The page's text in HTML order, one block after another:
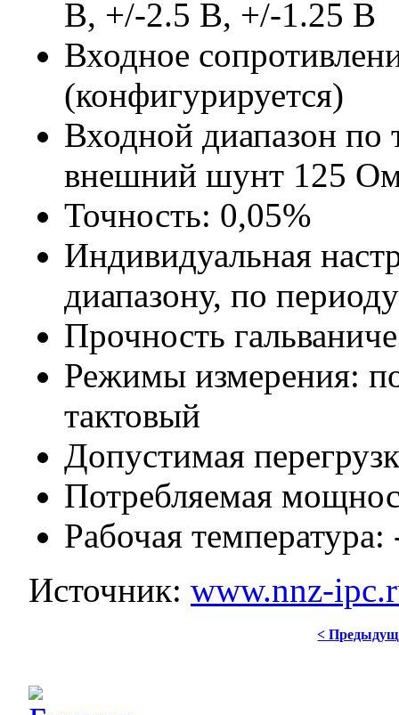
В, +/-2.5 В, +/-1.25 В
Входное
(конфигурируется)
Входной диапазон по
внешний шунт 125
Точность: 0,05%
Индивидуальная
диапазону, по
Прочность
Режимы измерения:
тактовый
Допустимая
Потребляемая
Рабочая
Источник:www.nnz-
<